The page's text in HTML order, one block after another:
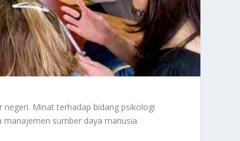
Minat terhadap bidang psikologi
sumber daya manusia.